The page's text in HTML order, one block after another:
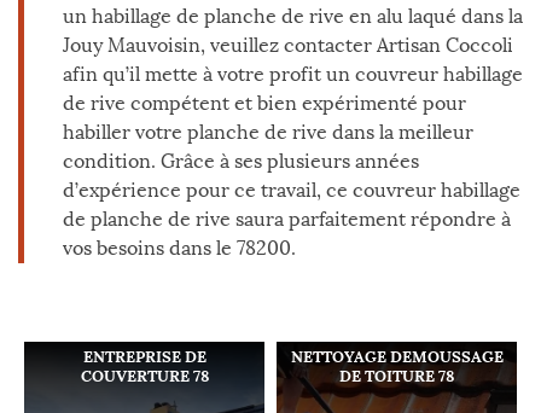
un habillage de planche de rive en alu laqué dans la
Jouy Mauvoisin, veuillez contacter Artisan Coccoli
afin qu’il mette à votre profit un couvreur habillage
de rive compétent et bien expérimenté pour
habiller votre planche de rive dans la meilleur
condition. Grâce à ses plusieurs années
d’expérience pour ce travail, ce couvreur habillage
de planche de rive saura parfaitement répondre à
vos besoins dans le 78200.
ENTREPRISE DE
COUVERTURE 78
NETTOYAGE DEMOUSSAGE
DE TOITURE 78